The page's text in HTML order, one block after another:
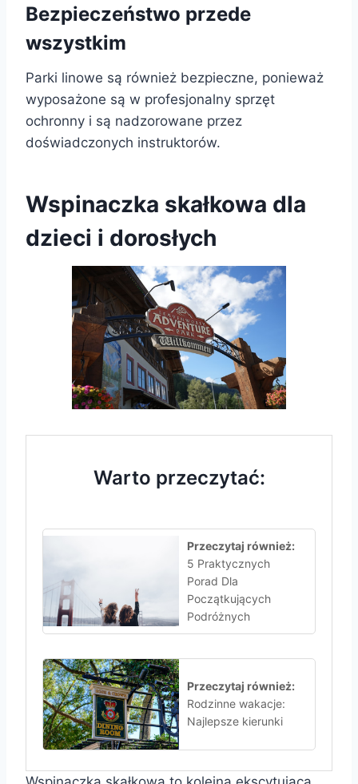
Bezpieczeństwo przede
wszystkim
Parki linowe są również bezpieczne, ponieważ
wyposażone są w profesjonalny sprzęt
ochronny i są nadzorowane przez
doświadczonych instruktorów.
Wspinaczka skałkowa dla
dzieci i dorosłych
Warto przeczytać:
Przeczytaj również:
5 Praktycznych
Porad Dla
Początkujących
Podróżnych
Przeczytaj również:
Rodzinne wakacje:
Najlepsze kierunki